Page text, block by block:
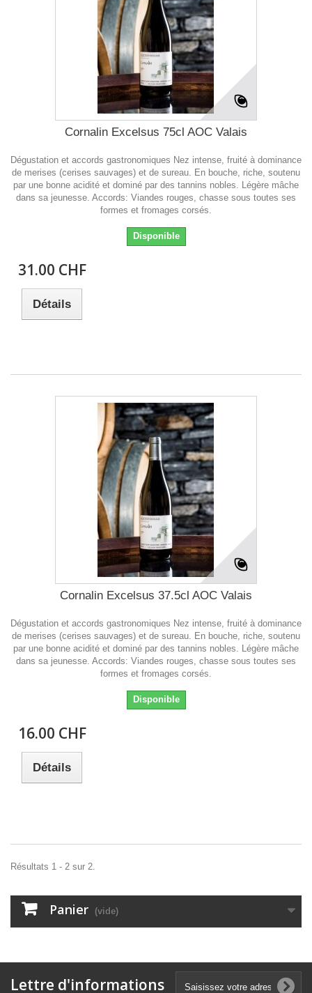
Cornalin Excelsus 75cl AOC Valais
Dégustation et accords gastronomiques Nez intense, fruité à dominance
de merises (cerises sauvages) et de sureau. En bouche, riche, soutenu
par une bonne acidité et dominé par des tannins nobles. Légère mâche
dans sa jeunesse. Accords: Viandes rouges, chasse sous toutes ses
formes et fromages corsés.
Disponible
31.00 CHF
Détails
Cornalin Excelsus 37.5cl AOC Valais
Dégustation et accords gastronomiques Nez intense, fruité à dominance
de merises (cerises sauvages) et de sureau. En bouche, riche, soutenu
par une bonne acidité et dominé par des tannins nobles. Légère mâche
dans sa jeunesse. Accords: Viandes rouges, chasse sous toutes ses
formes et fromages corsés.
Disponible
16.00 CHF
Détails
Résultats 1 - 2 sur 2.
Panier (vide)
Lettre d'informations